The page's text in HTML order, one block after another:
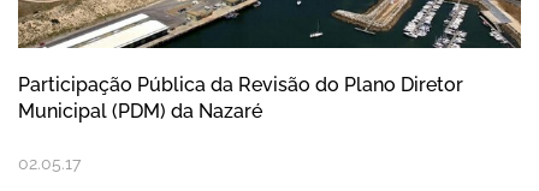
Participação Pública da Revisão do Plano Diretor
Municipal (PDM) da Nazaré
02.05.17